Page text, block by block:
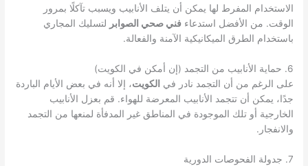
الاستخدام المفرط لها يمكن أن يتلف الأنابيب ويسبب تآكلًا بمرور
الوقت. من الأفضل استدعاءفني صحي الصوابر لتسليك المجاري
باستخدام الطرق الميكانيكية الآمنة والفعالة.
6. حماية الأنابيب من التجمد (إن أمكن في الكويت)
على الرغم من أن التجمد نادر في الكويت، إلا أنه في بعض الأيام الباردة
جدًا، يمكن أن تتجمد الأنابيب المعرضة للهواء. قم بعزل الأنابيب
الخارجية أو تلك الموجودة في المناطق غير المدفأة لمنعها من التجمد
والانفجار.
7. جدولة الفحوصات الدورية